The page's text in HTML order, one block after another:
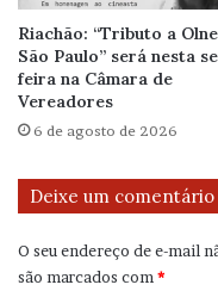
Riachão: “Tributo a
São Paulo” será nesta
feira na Câmara de
Vereadores
6 de agosto de 2026
Deixe um comentário
O seu endereço de e-mail
são marcados com *